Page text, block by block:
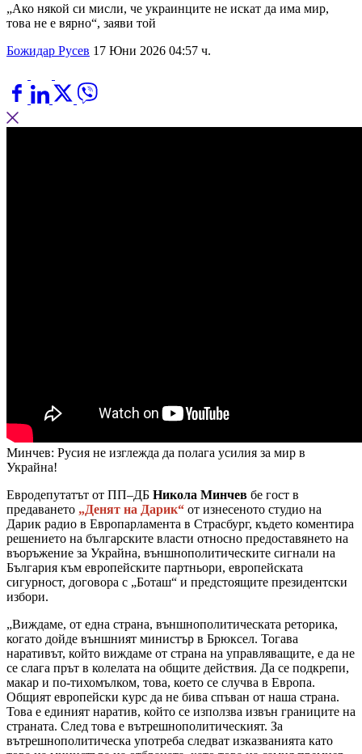
„Ако някой си мисли, че украинците не искат да има мир,
това не е вярно“, заяви той
Божидар Русев 17 Юни 2026 04:57 ч.
Минчев: Русия не изглежда да полага усилия за мир в
Украйна!
Евродепутатът от ПП–ДБ Никола Минчев бе гост в
предаването „Денят на Дарик“ от изнесеното студио на
Дарик радио в Европарламента в Страсбург, където коментира
решението на българските власти относно предоставянето на
въоръжение за Украйна, външнополитическите сигнали на
България към европейските партньори, европейската
сигурност, договора с „Боташ“ и предстоящите президентски
избори.
„Виждаме, от една страна, външнополитическата реторика,
когато дойде външният министър в Брюксел. Тогава
наративът, който виждаме от страна на управляващите, е да не
се слага прът в колелата на общите действия. Да се подкрепи,
макар и по-тихомълком, това, което се случва в Европа.
Общият европейски курс да не бива спъван от наша страна.
Това е единият наратив, който се използва извън границите на
страната. След това е вътрешнополитическият. За
вътрешнополитическа употреба следват изказванията като